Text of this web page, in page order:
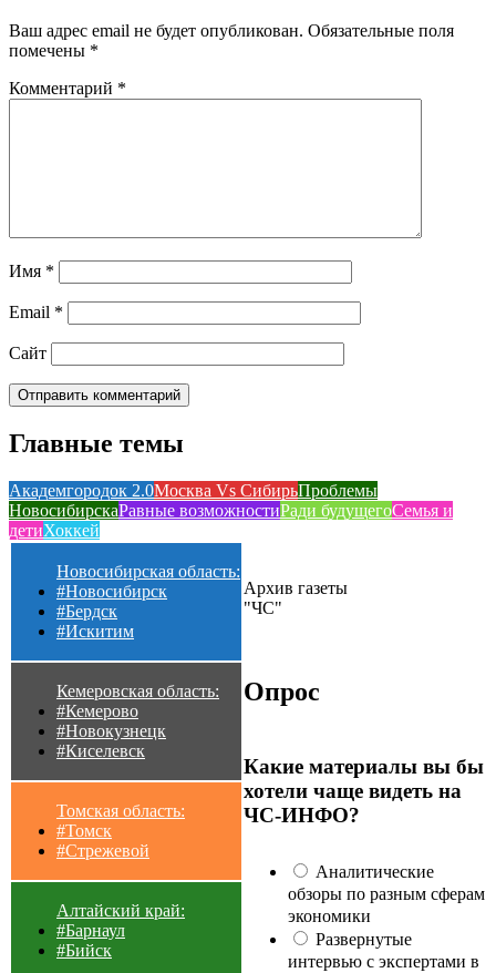
Ваш адрес email не будет опубликован. Обязательные поля
помечены *
Комментарий *
Имя *
Email *
Сайт
Главные темы
Академгородок 2.0Москва Vs СибирьПроблемы
НовосибирскаРавные возможностиРади будущегоСемья и
детиХоккей
Новосибирская область:
#Новосибирск
#Бердск
#Искитим
Кемеровская область:
#Кемерово
#Новокузнецк
#Киселевск
Томская область:
#Томск
#Стрежевой
Алтайский край:
#Барнаул
#Бийск
Архив газеты
"ЧС"
Опрос
Какие материалы вы бы
хотели чаще видеть на
ЧС-ИНФО?
Аналитические
обзоры по разным сферам
экономики
Развернутые
интервью с экспертами в